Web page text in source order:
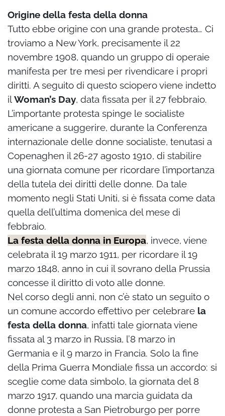
Origine della festa della donna
Tutto ebbe origine con una grande protesta… Ci
troviamo a New York, precisamente il 22
novembre 1908, quando un gruppo di operaie
manifesta per tre mesi per rivendicare i propri
diritti. A seguito di questo sciopero viene indetto
ilWoman’s Day, data fissata per il 27 febbraio.
L’importante protesta spinge le socialiste
americane a suggerire, durante la Conferenza
internazionale delle donne socialiste, tenutasi a
Copenaghen il 26-27 agosto 1910, di stabilire
una giornata comune per ricordare l’importanza
della tutela dei diritti delle donne. Da tale
momento negli Stati Uniti, si è fissata come data
quella dell’ultima domenica del mese di
febbraio.
La festa della donna in Europa, invece, viene
celebrata il 19 marzo 1911, per ricordare il 19
marzo 1848, anno in cui il sovrano della Prussia
concesse il diritto di voto alle donne.
Nel corso degli anni, non c’è stato un seguito o
un comune accordo effettivo per celebrare la
festa della donna, infatti tale giornata viene
fissata al 3 marzo in Russia, l’8 marzo in
Germania e il 9 marzo in Francia. Solo la fine
della Prima Guerra Mondiale fissa un accordo: si
sceglie come data simbolo, la giornata del 8
marzo 1917, quando una marcia guidata da
donne protesta a San Pietroburgo per porre